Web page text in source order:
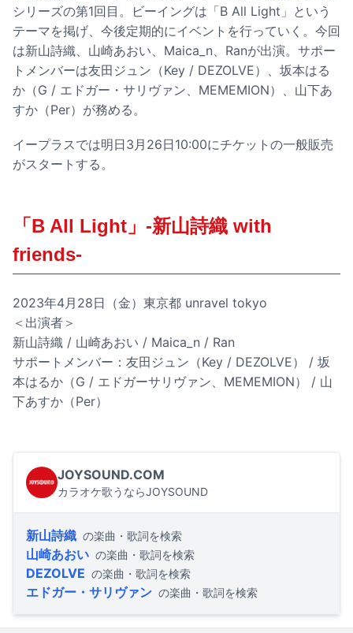
シリーズの第1回目。ビーイングは「B All Light」という
テーマを掲げ、今後定期的にイベントを行っていく。今回
は新山詩織、山崎あおい、Maica_n、Ranが出演。サポー
トメンバーは友田ジュン（Key / DEZOLVE）、坂本はる
か（G / エドガー・サリヴァン、MEMEMION）、山下あ
すか（Per）が務める。
イープラスでは明日3月26日10:00にチケットの一般販売
がスタートする。
「B All Light」-新山詩織 with
friends-
2023年4月28日（金）東京都 unravel tokyo
＜出演者＞
新山詩織 / 山崎あおい / Maica_n / Ran
サポートメンバー：友田ジュン（Key / DEZOLVE） / 坂
本はるか（G / エドガーサリヴァン、MEMEMION） / 山
下あすか（Per）
JOYSOUND.COM
カラオケ歌うならJOYSOUND
新山詩織 の楽曲・歌詞を検索
山崎あおい の楽曲・歌詞を検索
DEZOLVE の楽曲・歌詞を検索
エドガー・サリヴァン の楽曲・歌詞を検索